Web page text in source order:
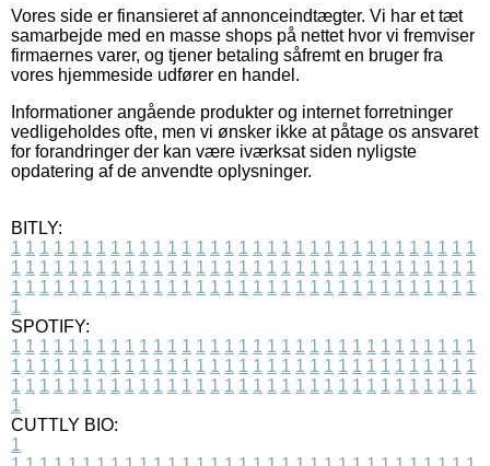
Vores side er finansieret af annonceindtægter. Vi har et tæt
samarbejde med en masse shops på nettet hvor vi fremviser
firmaernes varer, og tjener betaling såfremt en bruger fra
vores hjemmeside udfører en handel.
Informationer angående produkter og internet forretninger
vedligeholdes ofte, men vi ønsker ikke at påtage os ansvaret
for forandringer der kan være iværksat siden nyligste
opdatering af de anvendte oplysninger.
BITLY:
1 1 1 1 1 1 1 1 1 1 1 1 1 1 1 1 1 1 1 1 1 1 1 1 1 1 1 1 1 1 1 1 1
1 1 1 1 1 1 1 1 1 1 1 1 1 1 1 1 1 1 1 1 1 1 1 1 1 1 1 1 1 1 1 1 1
1 1 1 1 1 1 1 1 1 1 1 1 1 1 1 1 1 1 1 1 1 1 1 1 1 1 1 1 1 1 1 1 1
1
SPOTIFY:
1 1 1 1 1 1 1 1 1 1 1 1 1 1 1 1 1 1 1 1 1 1 1 1 1 1 1 1 1 1 1 1 1
1 1 1 1 1 1 1 1 1 1 1 1 1 1 1 1 1 1 1 1 1 1 1 1 1 1 1 1 1 1 1 1 1
1 1 1 1 1 1 1 1 1 1 1 1 1 1 1 1 1 1 1 1 1 1 1 1 1 1 1 1 1 1 1 1 1
1
CUTTLY BIO:
1